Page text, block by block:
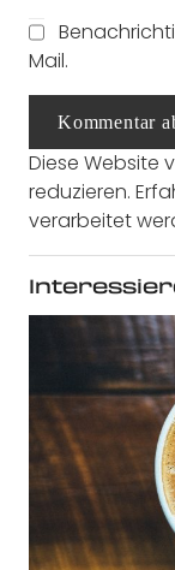
Mail.
Kommentar
Diese Website
reduzieren.
verarbeitet